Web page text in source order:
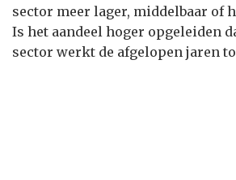
sector meer lager, middelbaar of
Is het aandeel hoger opgeleiden
sector werkt de afgelopen jaren